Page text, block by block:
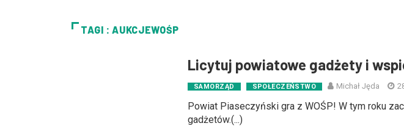
TAGI : AUKCJEWOŚP
Licytuj powiatowe gadżety i
SAMORZĄD SPOŁECZEŃSTWO Michał Jęda
Powiat Piaseczyński gra z WOŚP! W tym roku
gadżetów.(...)